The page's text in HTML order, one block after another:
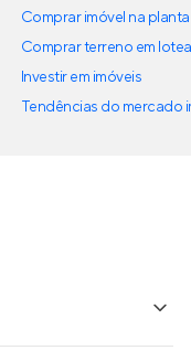
Comprar imóvel na planta
Comprar terreno em
Investir em imóveis
Tendências do mercado